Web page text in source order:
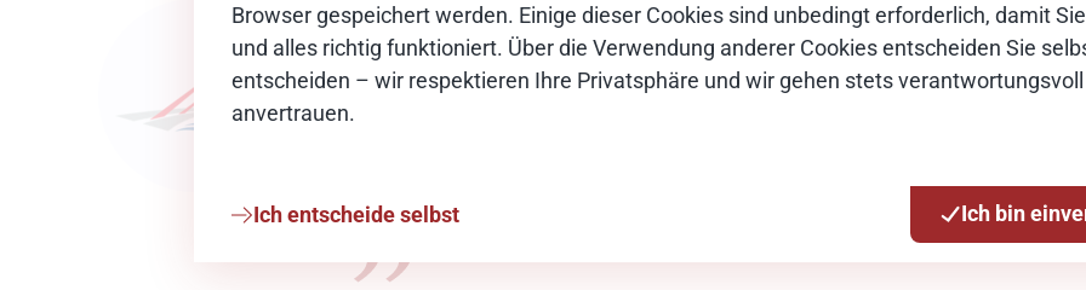
Browser gespeichert werden. Einige dieser Cookies sind unbedingt erforderlich, damit
und alles richtig funktioniert. Über die Verwendung anderer Cookies entscheiden Sie
entscheiden – wir respektieren Ihre Privatsphäre und wir gehen stets
anvertrauen.
Ich entscheide selbst Ich bin
Ich war sehr beeindruckt von der schnellen
sowie der strukturierten und professionellen
prozessuale Vorbereitung und enge Teilnehmer*­
Projekt zum Erfolg geführt.